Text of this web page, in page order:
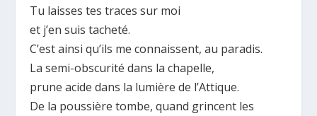
Tu laisses tes traces sur moi
et j’en suis tacheté.
C’est ainsi qu’ils me connaissent, au paradis.
La semi-obscurité dans la chapelle,
prune acide dans la lumière de l’Attique.
De la poussière tombe, quand grincent les